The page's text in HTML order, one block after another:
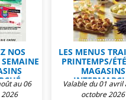
NOS
au 06
LES MENUS
PRINTEMPS/
MAGASINS
Valable du 01 avril
octobre 2026